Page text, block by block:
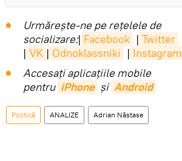
Urmărește-ne pe rețelele de
socializare:| Facebook | Twitter
| VK | Odnoklassniki | Instagram
Accesaţi aplicaţiile mobile
pentru iPhone și Android
Politică ANALIZE Adrian Năstase